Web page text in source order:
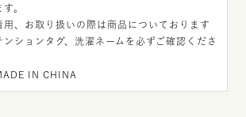
す。
、お取り扱いの際は商品についております
ンションタグ、洗濯ネームを必ずご確認くださ
IN CHINA